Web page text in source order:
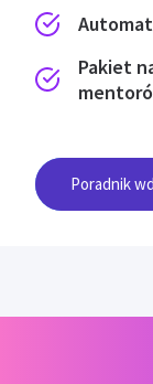
Pakiet
Poradnik